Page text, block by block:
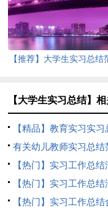
【推荐】大学生实习总结
【大学生实习总结】相
【精品】教育实习实
文集合七篇
有关幼儿教师实习总结
合九篇
【热门】实习工作总结
篇 【热门】实习工作总结
篇 【热门】实习工作总结